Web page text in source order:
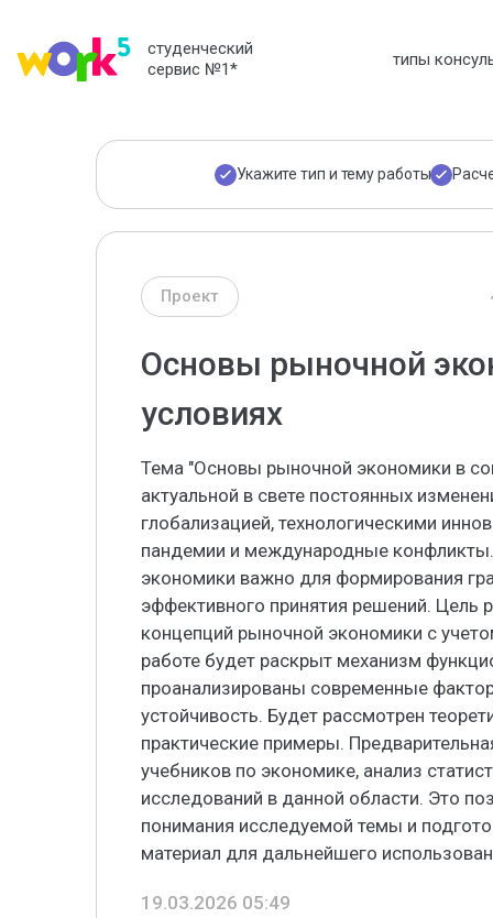
студенческий
сервис №1* типы
Укажите тип и тему работы
Проект
Основы рыночной
условиях
Тема "Основы рыночной экономики в
актуальной в свете постоянных
глобализацией, технологическими
пандемии и международные
экономики важно для формирования
эффективного принятия решений. Цель
концепций рыночной экономики с
работе будет раскрыт механизм
проанализированы современные
устойчивость. Будет рассмотрен
практические примеры.
учебников по экономике, анализ
исследований в данной области. Это
понимания исследуемой темы и
материал для дальнейшего
19.03.2026 05:49